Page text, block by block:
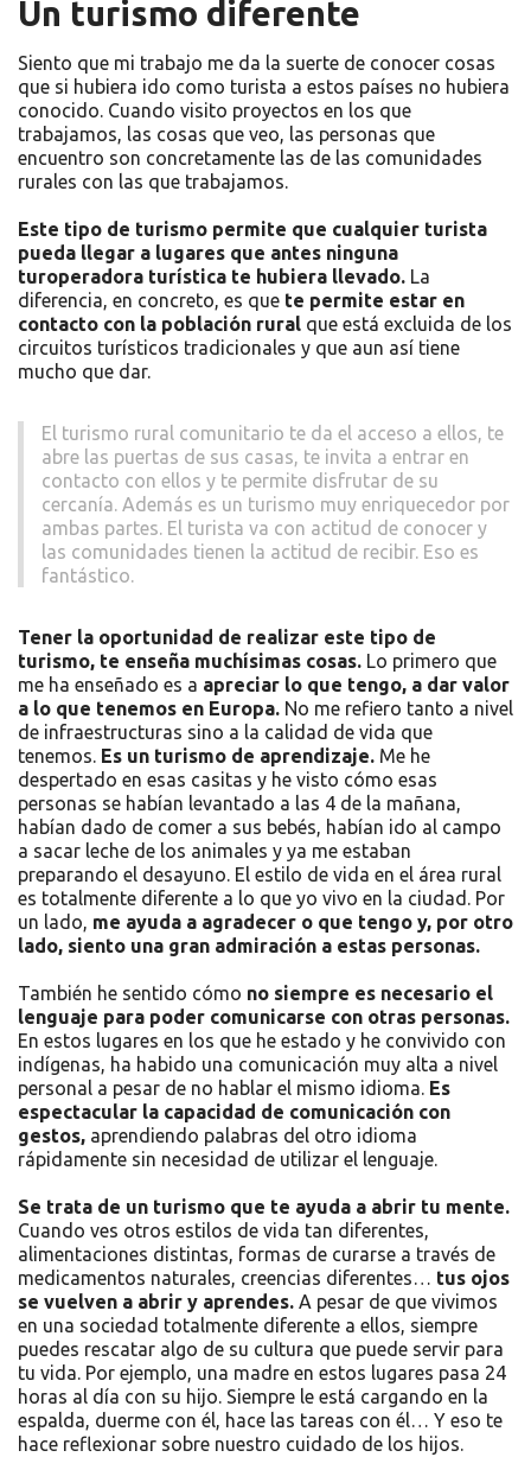
Un turismo diferente
Siento que mi trabajo me da la suerte de conocer cosas
que si hubiera ido como turista a estos países no hubiera
conocido. Cuando visito proyectos en los que
trabajamos, las cosas que veo, las personas que
encuentro son concretamente las de las comunidades
rurales con las que trabajamos.
Este tipo de turismo permite que cualquier turista
pueda llegar a lugares que antes ninguna
turoperadora turística te hubiera llevado. La
diferencia, en concreto, es que te permite estar en
contacto con la población rural que está excluida de los
circuitos turísticos tradicionales y que aun así tiene
mucho que dar.
El turismo rural comunitario te da el acceso a ellos, te
abre las puertas de sus casas, te invita a entrar en
contacto con ellos y te permite disfrutar de su
cercanía. Además es un turismo muy enriquecedor por
ambas partes. El turista va con actitud de conocer y
las comunidades tienen la actitud de recibir. Eso es
fantástico.
Tener la oportunidad de realizar este tipo de
turismo, te enseña muchísimas cosas. Lo primero que
me ha enseñado es a apreciar lo que tengo, a dar valor
a lo que tenemos en Europa. No me refiero tanto a nivel
de infraestructuras sino a la calidad de vida que
tenemos. Es un turismo de aprendizaje. Me he
despertado en esas casitas y he visto cómo esas
personas se habían levantado a las 4 de la mañana,
habían dado de comer a sus bebés, habían ido al campo
a sacar leche de los animales y ya me estaban
preparando el desayuno. El estilo de vida en el área rural
es totalmente diferente a lo que yo vivo en la ciudad. Por
un lado, me ayuda a agradecer o que tengo y, por otro
lado, siento una gran admiración a estas personas.
También he sentido cómo no siempre es necesario el
lenguaje para poder comunicarse con otras personas.
En estos lugares en los que he estado y he convivido con
indígenas, ha habido una comunicación muy alta a nivel
personal a pesar de no hablar el mismo idioma. Es
espectacular la capacidad de comunicación con
gestos, aprendiendo palabras del otro idioma
rápidamente sin necesidad de utilizar el lenguaje.
Se trata de un turismo que te ayuda a abrir tu mente.
Cuando ves otros estilos de vida tan diferentes,
alimentaciones distintas, formas de curarse a través de
medicamentos naturales, creencias diferentes… tus ojos
se vuelven a abrir y aprendes. A pesar de que vivimos
en una sociedad totalmente diferente a ellos, siempre
puedes rescatar algo de su cultura que puede servir para
tu vida. Por ejemplo, una madre en estos lugares pasa 24
horas al día con su hijo. Siempre le está cargando en la
espalda, duerme con él, hace las tareas con él… Y eso te
hace reflexionar sobre nuestro cuidado de los hijos.